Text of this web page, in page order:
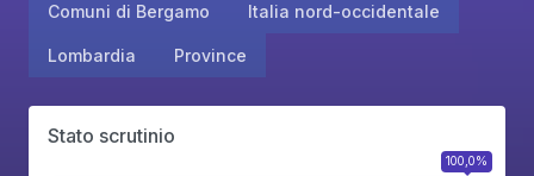
Comuni di Bergamo Italia nord-occidentale
Lombardia Province
Stato scrutinio
100,0%